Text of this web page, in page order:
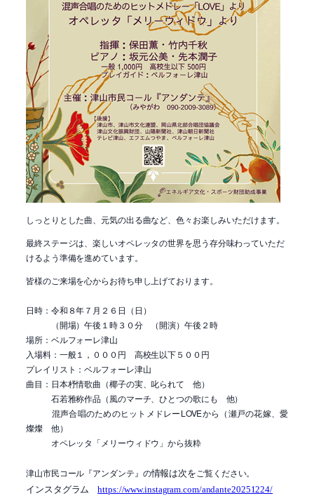
しっとりとした曲、元気の出る曲など、色々お楽しみいただけます。
最終ステージは、楽しいオペレッタの世界を思う存分味わっていただ
けるよう準備を進めています。
皆様のご来場を心からお待ち申し上げております。
日時：令和８年７月２６日（日）
（開場）午後１時３０分 （開演）午後２時
場所：ベルフォーレ津山
入場料：一般１，０００円 高校生以下５００円
プレイリスト：ベルフォーレ津山
曲目：日本杼情歌曲（椰子の実、叱られて 他）
石若雅称作品（風のマーチ、ひとつの歌にも 他）
混声合唱のためのヒットメドレーLOVEから（瀬戸の花嫁、愛
燦燦 他）
オペレッタ「メリーウィドウ」から抜粋
津山市民コール『アンダンテ』の情報は次をご覧ください。
インスタグラム
https://www.instagram.com/andante20251224/